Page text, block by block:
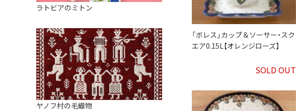
「ボレス」カップ＆ソーサー・スク
エア0.15L【オレンジローズ】
SOLD OUT
ラトビアのミトン
ヤノフ村の毛織物